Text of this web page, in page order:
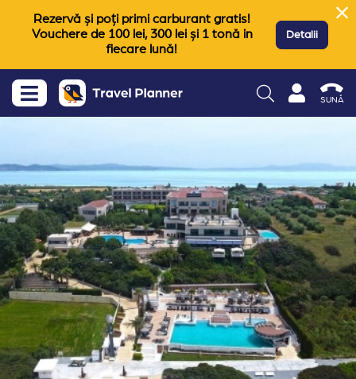
Rezervă și poți primi carburant gratis!
Vouchere de 100 lei, 300 lei și 1 tonă in
fiecare lună!
Detalii
SUNĂ